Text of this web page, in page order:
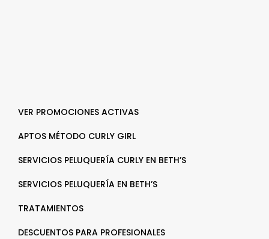
VER PROMOCIONES ACTIVAS
APTOS MÉTODO CURLY GIRL
SERVICIOS PELUQUERÍA CURLY EN BETH’S
SERVICIOS PELUQUERÍA EN BETH’S
TRATAMIENTOS
DESCUENTOS PARA PROFESIONALES